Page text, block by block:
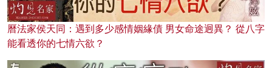
曆法家侯天同：遇到多少感情姻緣債 男女命途迥異？ 從八字
能看透你的七情六欲？